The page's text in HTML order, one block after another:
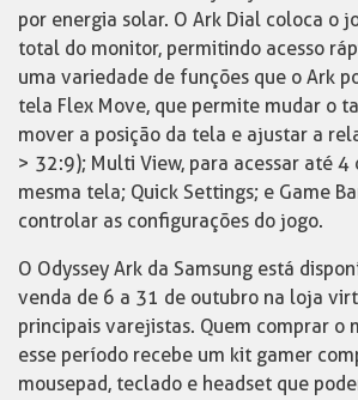
por energia solar. O Ark Dial coloca o
total do monitor, permitindo acesso
uma variedade de funções que o Ark
tela Flex Move, que permite mudar o
mover a posição da tela e ajustar a
> 32:9); Multi View, para acessar até 4
mesma tela; Quick Settings; e Game
controlar as configurações do jogo.
O Odyssey Ark da Samsung está
venda de 6 a 31 de outubro na loja
principais varejistas. Quem comprar o
esse período recebe um kit gamer
mousepad, teclado e headset que